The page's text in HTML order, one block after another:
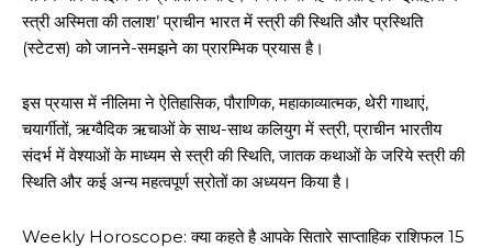
स्त्री अस्मिता की तलाश’ प्राचीन भारत में स्त्री की स्थिति और प्रस्थिति
(स्टेटस) को जानने-समझने का प्रारम्भिक प्रयास है।
इस प्रयास में नीलिमा ने ऐतिहासिक, पौराणिक, महाकाव्यात्मक, थेरी गाथाएं,
चयार्गीतों, ऋग्वैदिक ऋचाओं के साथ-साथ कलियुग में स्त्री, प्राचीन भारतीय
संदर्भ में वेश्याओं के माध्यम से स्त्री की स्थिति, जातक कथाओं के जरिये स्त्री की
स्थिति और कई अन्य महत्वपूर्ण स्रोतों का अध्ययन किया है।
Weekly Horoscope: क्या कहते है आपके सितारे साप्ताहिक राशिफल 15